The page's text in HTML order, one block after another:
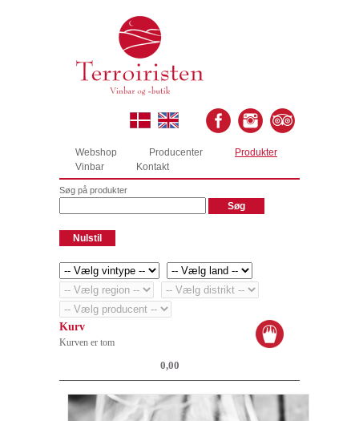
Webshop Producenter
Produkter
Vinbar
Kontakt
Søg på produkter
Kurv
Kurven er tom
0,00